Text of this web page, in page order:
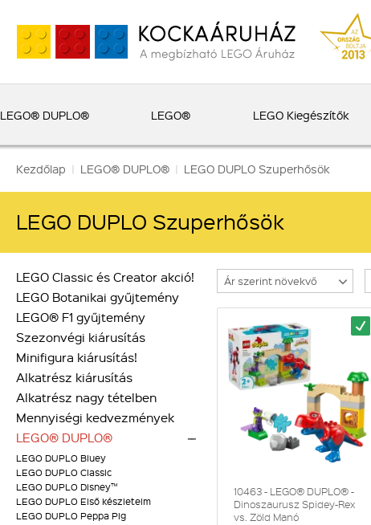
LEGO® DUPLO® LEGO® LEGO Kiegészítők
Kezdőlap | LEGO® DUPLO® | LEGO DUPLO Szuperhősök
LEGO DUPLO Szuperhősök
LEGO Classic és Creator akció!
LEGO Botanikai gyűjtemény
LEGO® F1 gyűjtemény
Szezonvégi kiárusítás
Minifigura kiárusítás!
Alkatrész kiárusítás
Alkatrész nagy tételben
Mennyiségi kedvezmények
LEGO® DUPLO®
LEGO DUPLO Bluey
LEGO DUPLO Classic
LEGO DUPLO Disney™
LEGO DUPLO Első készleteim
LEGO DUPLO Peppa Pig
Ár szerint növekvő
10463 - LEGO® DUPLO® -
Dinoszaurusz Spidey-Rex
vs. Zöld Manó